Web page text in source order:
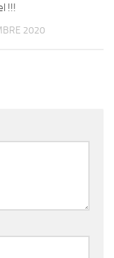
!!!
2020